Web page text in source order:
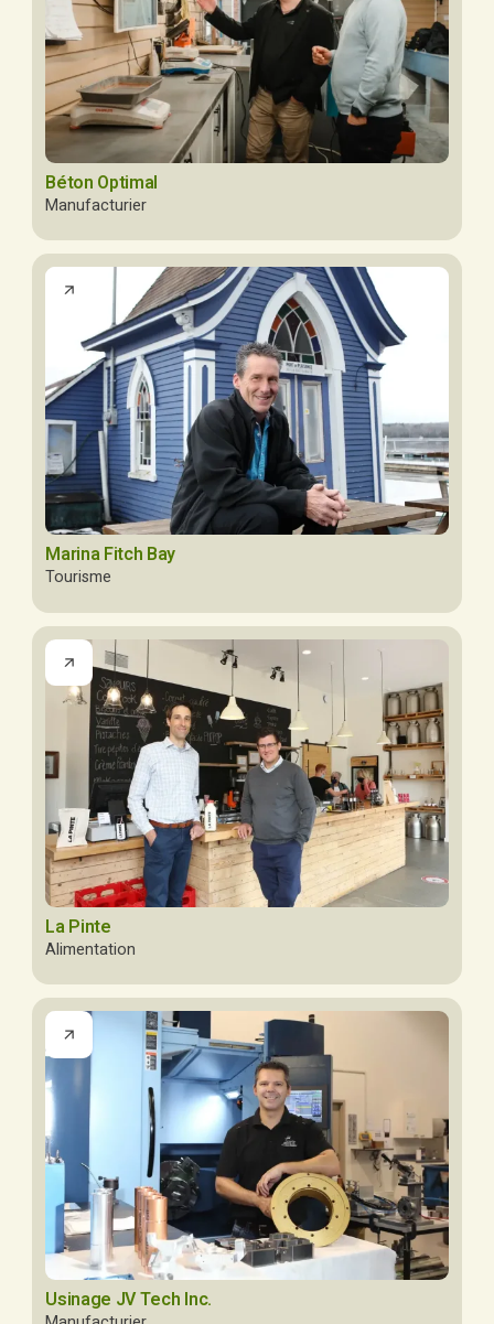
Béton Optimal
Manufacturier
Marina Fitch Bay
Tourisme
La Pinte
Alimentation
Usinage JV Tech Inc.